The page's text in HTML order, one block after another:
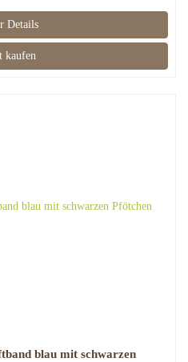
Details
kaufen
blau mit schwarzen